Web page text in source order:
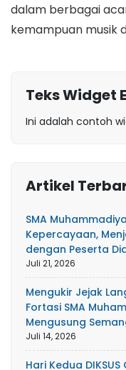
dalam berbagai
kemampuan musik
Teks Widget
Ini adalah contoh
Artikel
SMA
Kepercayaan,
dengan Peserta
Juli 21, 2026
Mengukir Jejak
Fortasi SMA
Mengusung
Juli 14, 2026
Hari Kedua